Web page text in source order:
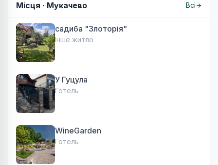
Місця · Мукачево Всі
садиба "Злоторія"
Інше житло
У Гуцула
Готель
WineGarden
Готель